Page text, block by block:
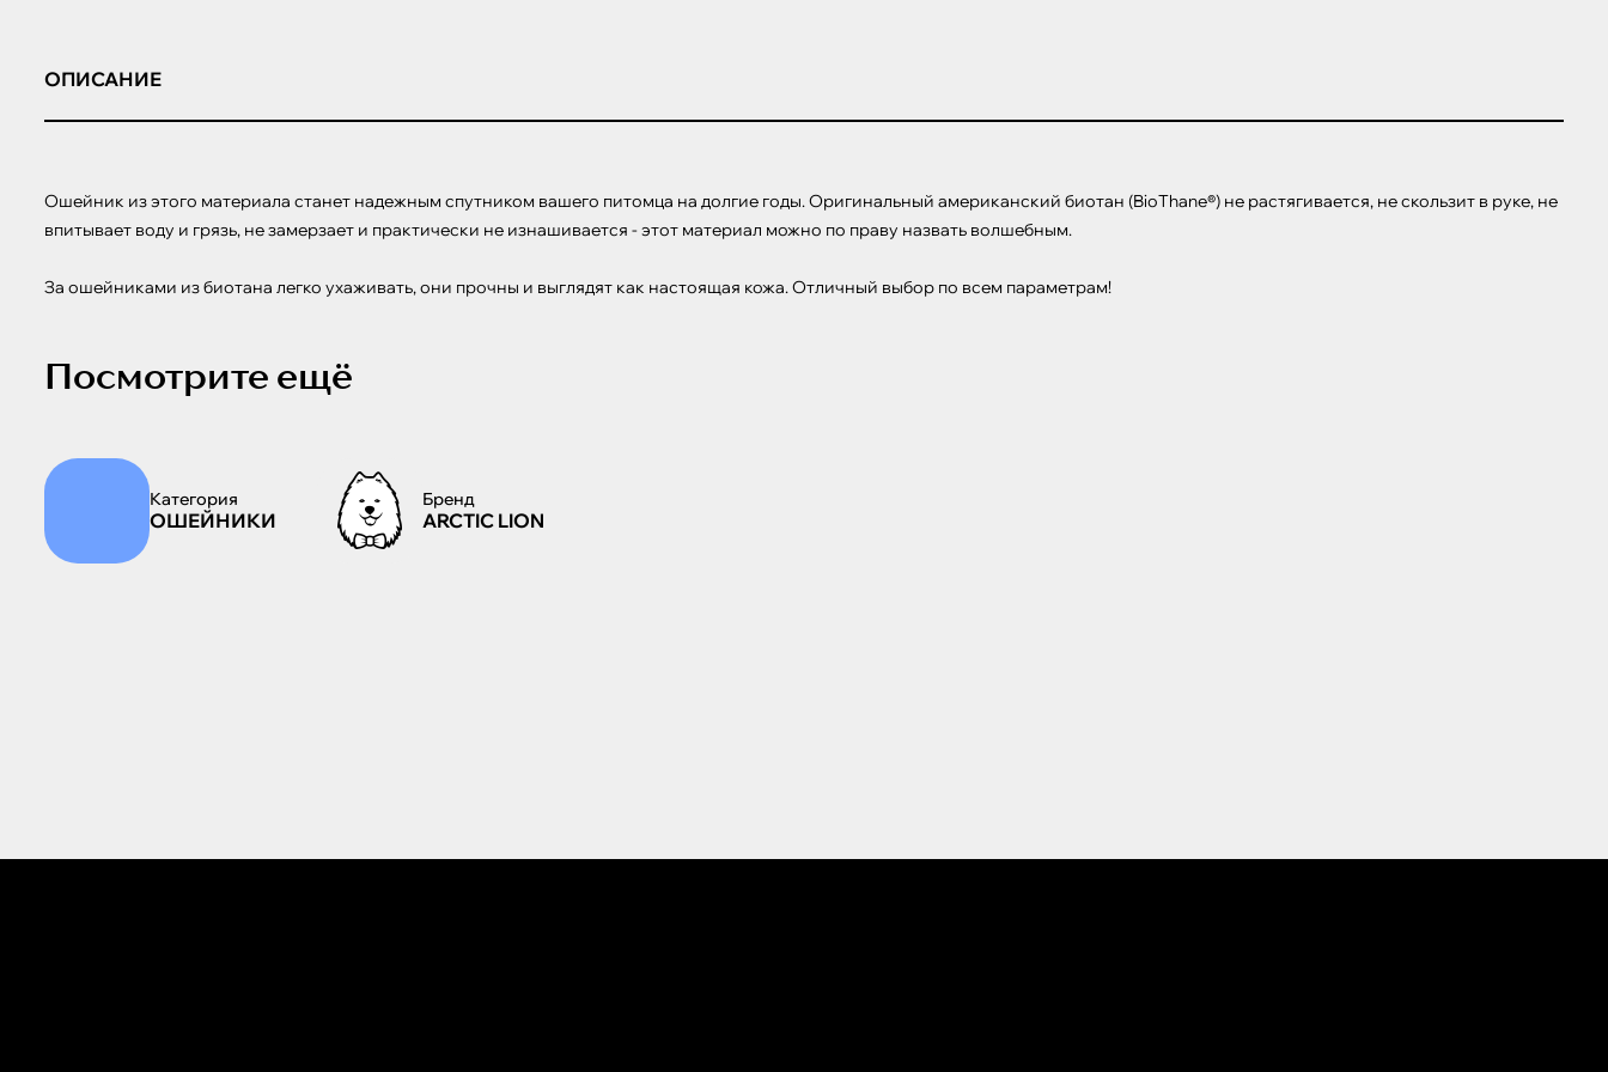
ОПИСАНИЕ
Ошейник из этого материала станет надежным спутником вашего питомца на долгие годы. Оригинальный американский биотан (BioThane®) не растягивается, не скользит в руке, не
впитывает воду и грязь, не замерзает и практически не изнашивается - этот материал можно по праву назвать волшебным.
За ошейниками из биотана легко ухаживать, они прочны и выглядят как настоящая кожа. Отличный выбор по всем параметрам!
Посмотрите ещё
Категория
ОШЕЙНИКИ
Бренд
ARCTIC LION